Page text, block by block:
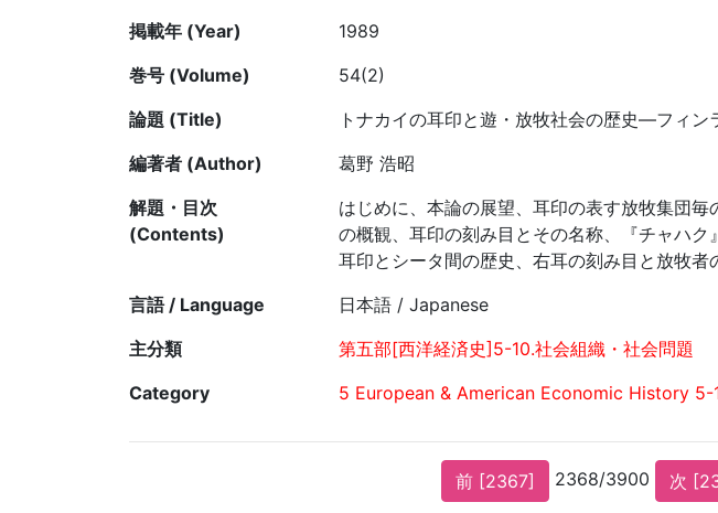
掲載年 (Year)
1989
巻号 (Volume)
54(2)
論題 (Title)
トナカイの耳印と遊・放牧社会の歴史—フィ
編著者 (Author)
葛野 浩昭
解題・目次
(Contents)
はじめに、本論の展望、耳印の表す放牧集団
の概観、耳印の刻み目とその名称、『チャハ
耳印とシータ間の歴史、右耳の刻み目と放牧
言語 / Language
日本語 / Japanese
主分類
第五部[西洋経済史]5-10.社会組織・社会問題
Category
5 European & American Economic History
前 [2367] 2368/3900 次